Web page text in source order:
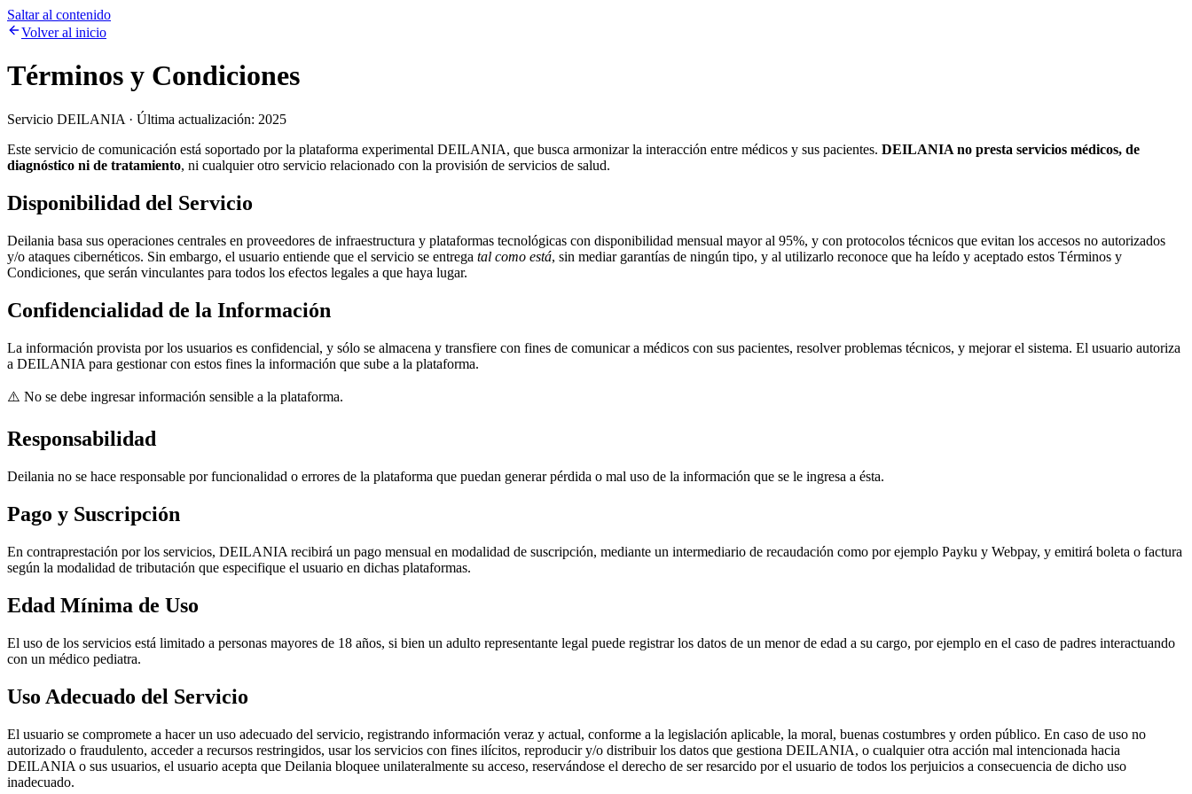
Saltar al contenido
Volver al inicio
Términos y Condiciones
Servicio DEILANIA · Última actualización: 2025
Este servicio de comunicación está soportado por la plataforma experimental DEILANIA, que busca armonizar la interacción entre médicos y sus pacientes. DEILANIA no presta servicios médicos, de
diagnóstico ni de tratamiento, ni cualquier otro servicio relacionado con la provisión de servicios de salud.
Disponibilidad del Servicio
Deilania basa sus operaciones centrales en proveedores de infraestructura y plataformas tecnológicas con disponibilidad mensual mayor al 95%, y con protocolos técnicos que evitan los accesos no autorizados
y/o ataques cibernéticos. Sin embargo, el usuario entiende que el servicio se entrega tal como está, sin mediar garantías de ningún tipo, y al utilizarlo reconoce que ha leído y aceptado estos Términos y
Condiciones, que serán vinculantes para todos los efectos legales a que haya lugar.
Confidencialidad de la Información
La información provista por los usuarios es confidencial, y sólo se almacena y transfiere con fines de comunicar a médicos con sus pacientes, resolver problemas técnicos, y mejorar el sistema. El usuario autoriza
a DEILANIA para gestionar con estos fines la información que sube a la plataforma.
⚠️ No se debe ingresar información sensible a la plataforma.
Responsabilidad
Deilania no se hace responsable por funcionalidad o errores de la plataforma que puedan generar pérdida o mal uso de la información que se le ingresa a ésta.
Pago y Suscripción
En contraprestación por los servicios, DEILANIA recibirá un pago mensual en modalidad de suscripción, mediante un intermediario de recaudación como por ejemplo Payku y Webpay, y emitirá boleta o factura
según la modalidad de tributación que especifique el usuario en dichas plataformas.
Edad Mínima de Uso
El uso de los servicios está limitado a personas mayores de 18 años, si bien un adulto representante legal puede registrar los datos de un menor de edad a su cargo, por ejemplo en el caso de padres interactuando
con un médico pediatra.
Uso Adecuado del Servicio
El usuario se compromete a hacer un uso adecuado del servicio, registrando información veraz y actual, conforme a la legislación aplicable, la moral, buenas costumbres y orden público. En caso de uso no
autorizado o fraudulento, acceder a recursos restringidos, usar los servicios con fines ilícitos, reproducir y/o distribuir los datos que gestiona DEILANIA, o cualquier otra acción mal intencionada hacia
DEILANIA o sus usuarios, el usuario acepta que Deilania bloquee unilateralmente su acceso, reservándose el derecho de ser resarcido por el usuario de todos los perjuicios a consecuencia de dicho uso
inadecuado.